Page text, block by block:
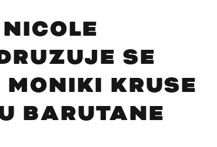
SE
MONIKI KRUSE
BARUTANE